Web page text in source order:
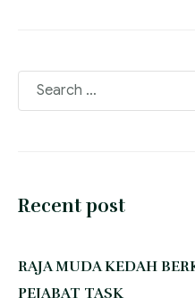
Recent post
‎RAJA MUDA KEDAH
PEJABAT TASK